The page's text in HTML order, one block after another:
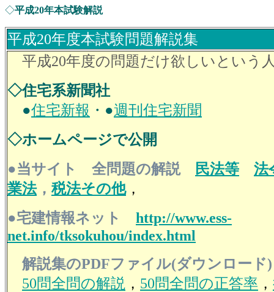
◇平成20年本試験解説
平成20年度本試験問題解説集
平成20年度の問題だけ欲しいという
◇住宅系新聞社
●住宅新報 ・ ●週刊住宅新聞
◇ホームページで公開
●当サイト 全問題の解説
民法等
法
業法， 税法その他，
●宅建情報ネット http://www.ess-
net.info/tksokuhou/index.html
解説集のPDFファイル(ダウンロード)
50問全問の解説 ， 50問全問の正答率 ，